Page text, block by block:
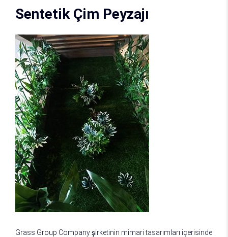
Sentetik Çim Peyzajı
Grass Group Company şirketinin mimari tasarımları içerisinde